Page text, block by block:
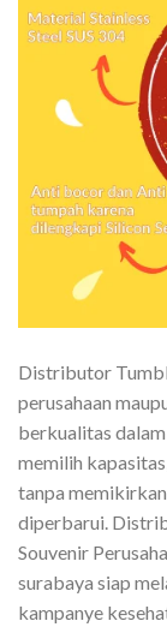
Distributor
perusahaan
berkualitas
memilih
tanpa
diperbarui.
Souvenir
surabaya siap
kampanye